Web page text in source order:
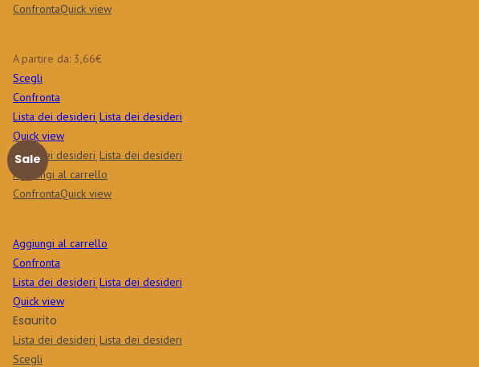
ConfrontaQuick view
A partire da: 3,66€
Scegli
Confronta
Lista dei desideri Lista dei desideri
Quick view
Sale
Lista dei desideri Lista dei desideri
Aggiungi al carrello
ConfrontaQuick view
Aggiungi al carrello
Confronta
Lista dei desideri Lista dei desideri
Quick view
Esaurito
Lista dei desideri Lista dei desideri
Scegli